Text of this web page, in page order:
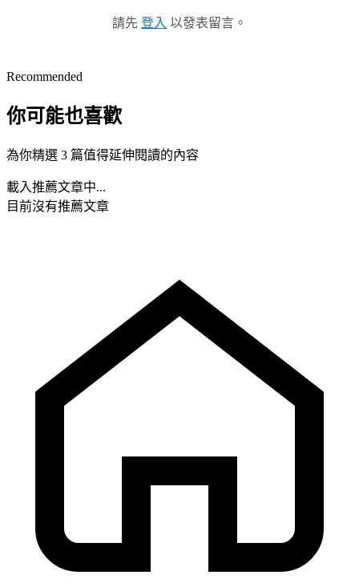
請先 登入 以發表留言。
Recommended
你可能也喜歡
為你精選 3 篇值得延伸閱讀的內容
載入推薦文章中...
目前沒有推薦文章